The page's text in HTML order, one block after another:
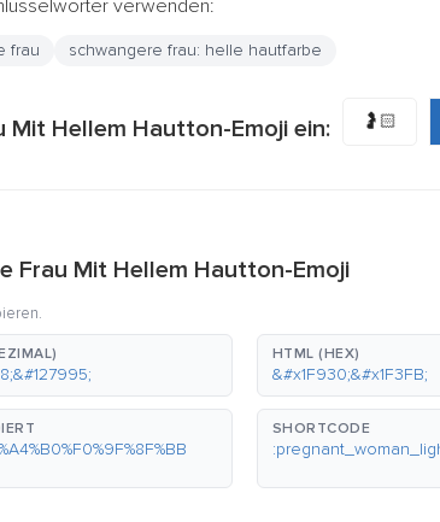
verwenden:
frau schwangere frau: helle hautfarbe
Mit Hellem Hautton-Emoji ein: 🤰🏻
Frau Mit Hellem Hautton-Emoji
HTML (HEX)
&#x1F930;&#x1F3FB;
SHORTCODE